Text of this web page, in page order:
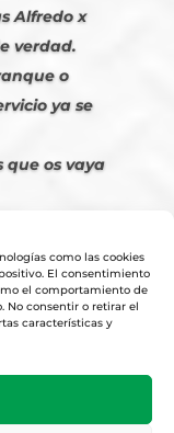
como las cookies
El consentimiento
el comportamiento de
No consentir o retirar el
características y
Alfredo x
verdad.
o
ya se
que os vaya
web-espana.es